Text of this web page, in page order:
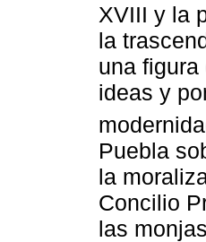
XVIII y la
la
una
ideas y
Puebla
la
Concilio
las